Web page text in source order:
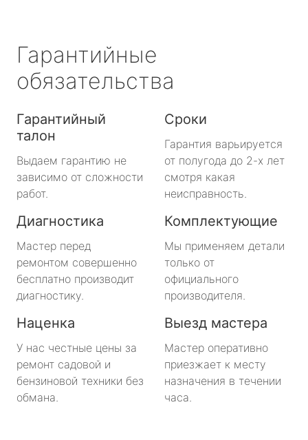
Гарантийные
обязательства
Гарантийный
талон
Выдаем гарантию не
зависимо от сложности
работ.
Сроки
Гарантия варьируется
от полугода до 2-х лет
смотря какая
неисправность.
Диагностика
Мастер перед
ремонтом совершенно
бесплатно производит
диагностику.
Комплектующие
Мы применяем детали
только от
официального
производителя.
Наценка
У нас честные цены за
ремонт садовой и
бензиновой техники без
обмана.
Выезд мастера
Мастер оперативно
приезжает к месту
назначения в течении
часа.